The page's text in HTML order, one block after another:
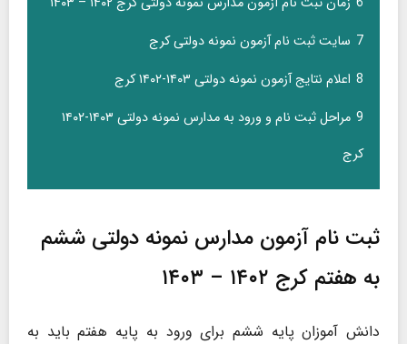
7 سایت ثبت نام آزمون نمونه دولتی کرج
8 اعلام نتایج آزمون نمونه دولتی ۱۴۰۳-۱۴۰۲ کرج
9
مراحل ثبت نام و ورود به مدارس نمونه دولتی ۱۴۰۳-۱۴۰۲
کرج
ثبت نام آزمون مدارس نمونه دولتی ششم
به هفتم کرج ۱۴۰۲ – ۱۴۰۳
دانش آموزان پایه ششم برای ورود به پایه هفتم باید به